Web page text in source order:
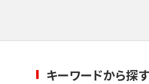
キーワードから探す